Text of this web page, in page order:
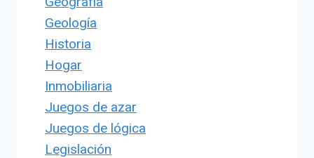
Geología
Historia
Hogar
Inmobiliaria
Juegos de azar
Juegos de lógica
Legislación